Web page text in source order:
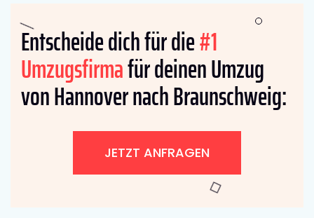
Entscheide dich für die#1
Umzugsfirmafür deinen Umzug
von Hannover nach Braunschweig:
JETZT ANFRAGEN